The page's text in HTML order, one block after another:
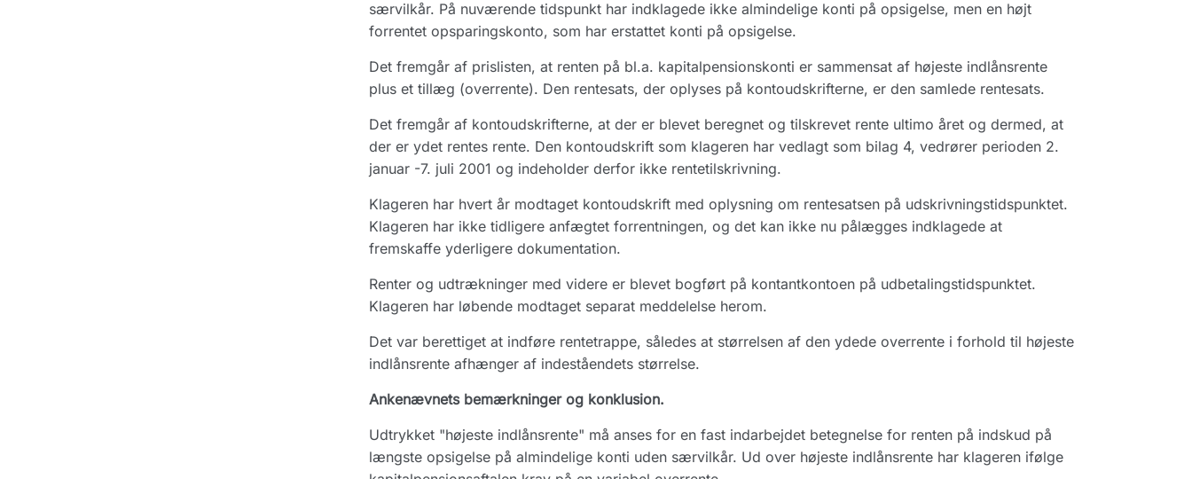
særvilkår. På nuværende tidspunkt har indklagede ikke almindelige konti på opsigelse, men en højt
forrentet opsparingskonto, som har erstattet konti på opsigelse.
Det fremgår af prislisten, at renten på bl.a. kapitalpensionskonti er sammensat af højeste indlånsrente
plus et tillæg (overrente). Den rentesats, der oplyses på kontoudskrifterne, er den samlede rentesats.
Det fremgår af kontoudskrifterne, at der er blevet beregnet og tilskrevet rente ultimo året og dermed, at
der er ydet rentes rente. Den kontoudskrift som klageren har vedlagt som bilag 4, vedrører perioden 2.
januar -7. juli 2001 og indeholder derfor ikke rentetilskrivning.
Klageren har hvert år modtaget kontoudskrift med oplysning om rentesatsen på udskrivningstidspunktet.
Klageren har ikke tidligere anfægtet forrentningen, og det kan ikke nu pålægges indklagede at
fremskaffe yderligere dokumentation.
Renter og udtrækninger med videre er blevet bogført på kontantkontoen på udbetalingstidspunktet.
Klageren har løbende modtaget separat meddelelse herom.
Det var berettiget at indføre rentetrappe, således at størrelsen af den ydede overrente i forhold til højeste
indlånsrente afhænger af indeståendets størrelse.
Ankenævnets bemærkninger og konklusion.
Udtrykket "højeste indlånsrente" må anses for en fast indarbejdet betegnelse for renten på indskud på
længste opsigelse på almindelige konti uden særvilkår. Ud over højeste indlånsrente har klageren ifølge